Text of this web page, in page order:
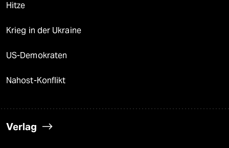
Hitze
Krieg in der Ukraine
US-Demokraten
Nahost-Konflikt
Verlag